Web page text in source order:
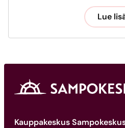
Lue
Kauppakeskus